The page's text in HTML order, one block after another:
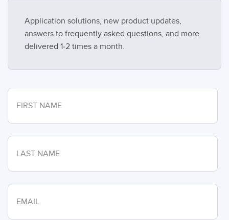
Application solutions, new product updates,
answers to frequently asked questions, and more
delivered 1-2 times a month.